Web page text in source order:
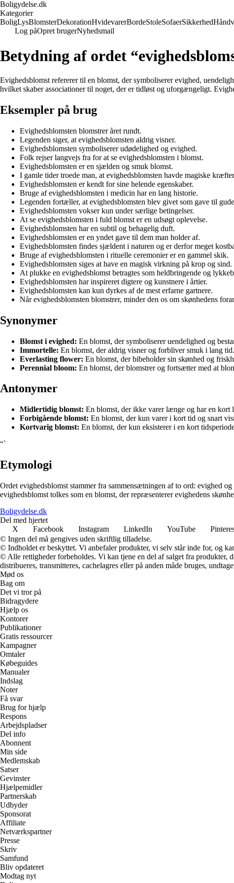
Boligydelse.dk
Kategorier
BoligLysBlomsterDekorationHvidevarerBordeStoleSofaerSikkerhed
Log påOpret brugerNyhedsmail
Betydning af ordet
Evighedsblomst refererer til en blomst, der symboliserer evighed,
hvilket skaber associationer til noget, der er tidløst og uforgængeligt.
Eksempler på brug
Evighedsblomsten blomstrer året rundt.
Legenden siger, at evighedsblomsten aldrig visner.
Evighedsblomsten symboliserer udødelighed og evighed.
Folk rejser langvejs fra for at se evighedsblomsten i blomst.
Evighedsblomsten er en sjælden og smuk blomst.
I gamle tider troede man, at evighedsblomsten havde magiske
Evighedsblomsten er kendt for sine helende egenskaber.
Bruge af evighedsblomsten i medicin har en lang historie.
Legenden fortæller, at evighedsblomsten blev givet som gave til
Evighedsblomsten vokser kun under særlige betingelser.
At se evighedsblomsten i fuld blomst er en udsøgt oplevelse.
Evighedsblomsten har en subtil og behagelig duft.
Evighedsblomsten er en yndet gave til dem man holder af.
Evighedsblomsten findes sjældent i naturen og er derfor meget
Bruge af evighedsblomsten i rituelle ceremonier er en gammel skik.
Evighedsblomsten siges at have en magisk virkning på krop og sind.
At plukke en evighedsblomst betragtes som heldbringende og
Evighedsblomsten har inspireret digtere og kunstnere i årtier.
Evighedsblomsten kan kun dyrkes af de mest erfarne gartnere.
Når evighedsblomsten blomstrer, minder den os om skønhedens
Synonymer
Blomst i evighed: En blomst, der symboliserer uendelighed og
Immortelle: En blomst, der aldrig visner og forbliver smuk i lang tid.
Everlasting flower: En blomst, der bibeholder sin skønhed og
Perennial bloom: En blomst, der blomstrer og fortsætter med at
Antonymer
Midlertidig blomst: En blomst, der ikke varer længe og har en kort
Forbigående blomst: En blomst, der kun varer i kort tid og snart
Kortvarig blomst: En blomst, der kun eksisterer i en kort
“`
Etymologi
Ordet evighedsblomst stammer fra sammensætningen af to ord: evighed
evighedsblomst tolkes som en blomst, der repræsenterer evighedens
Boligydelse.dk
Del med hjertet
X
Facebook Instagram LinkedIn YouTube
© Ingen del må gengives uden skriftlig tilladelse.
© Indholdet er beskyttet. Vi anbefaler produkter, vi selv står inde for, og
© Alle rettigheder forbeholdes. Vi kan tjene en del af salget fra produkter,
distribueres, transmitteres, cachelagres eller på anden måde bruges,
Mød os
Bag om
Det vi tror på
Bidragydere
Hjælp os
Kontorer
Publikationer
Gratis ressourcer
Kampagner
Omtaler
Købeguides
Manualer
Indslag
Noter
Få svar
Brug for hjælp
Respons
Arbejdspladser
Del info
Abonnent
Min side
Medlemskab
Satser
Gevinster
Hjælpemidler
Partnerskab
Udbyder
Sponsorat
Affiliate
Netværkspartner
Presse
Skriv
Samfund
Bliv opdateret
Modtag nyt